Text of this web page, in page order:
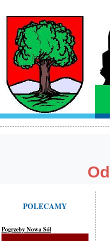
POLECAMY
Pogrzeby Nowa Sól